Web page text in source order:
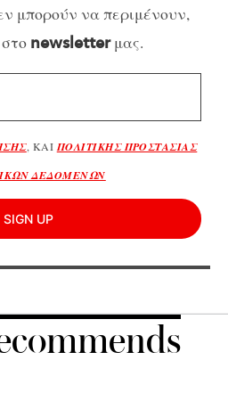
μπορούν να περιμένουν,
newsletterμας.
, ΚΑΙ ΠΟΛΙΤΙΚΗΣ ΠΡΟΣΤΑΣΙΑΣ
ΔΕΔΟΜΕΝΩΝ
SIGN UP